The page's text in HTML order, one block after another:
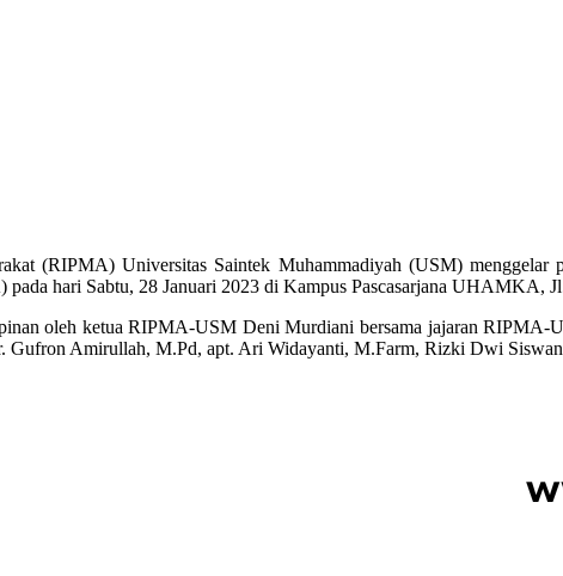
(RIPMA) Universitas Saintek Muhammadiyah (USM) menggelar
hari Sabtu, 28 Januari 2023 di Kampus Pascasarjana UHAMKA,
oleh ketua RIPMA-USM Deni Murdiani bersama jajaran RIPMA-
Amirullah, M.Pd, apt. Ari Widayanti, M.Farm, Rizki Dwi